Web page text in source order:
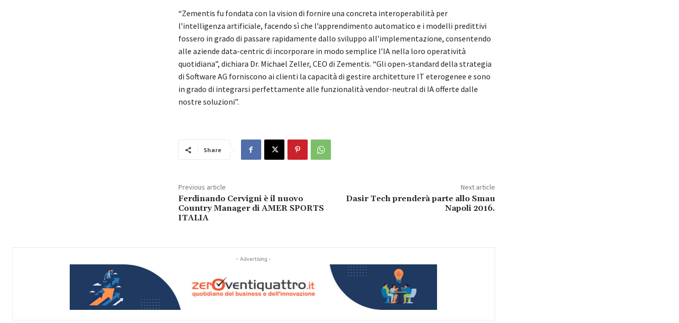
“Zementis fu fondata con la vision di fornire una concreta interoperabilità per
l’intelligenza artificiale, facendo sì che l’apprendimento automatico e i modelli predittivi
fossero in grado di passare rapidamente dallo sviluppo all’implementazione, consentendo
alle aziende data-centric di incorporare in modo semplice l’IA nella loro operatività
quotidiana”, dichiara Dr. Michael Zeller, CEO di Zementis. “Gli open-standard della strategia
di Software AG forniscono ai clienti la capacità di gestire architetture IT eterogenee e sono
in grado di integrarsi perfettamente alle funzionalità vendor-neutral di IA offerte dalle
nostre soluzioni”.
Share
Previous article
Ferdinando Cervigni è il nuovo
Country Manager di AMER SPORTS
ITALIA
Next article
Dasir Tech prenderà parte allo Smau
Napoli 2016.
- Advertising -